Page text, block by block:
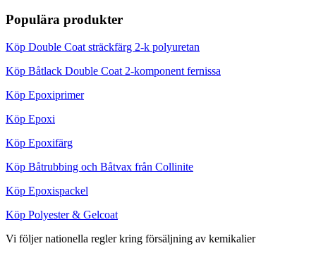
Populära produkter
Köp Double Coat sträckfärg 2-k polyuretan
Köp Båtlack Double Coat 2-komponent fernissa
Köp Epoxiprimer
Köp Epoxi
Köp Epoxifärg
Köp Båtrubbing och Båtvax från Collinite
Köp Epoxispackel
Köp Polyester & Gelcoat
Vi följer nationella regler kring försäljning av kemikalier